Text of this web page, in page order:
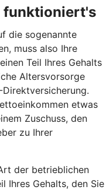
funktioniert's
die sogenannte
muss also Ihre
Teil Ihres Gehalts
Altersvorsorge
etwas
Zuschuss, den
zu Ihrer
der betrieblichen
Ihres Gehalts, den Sie